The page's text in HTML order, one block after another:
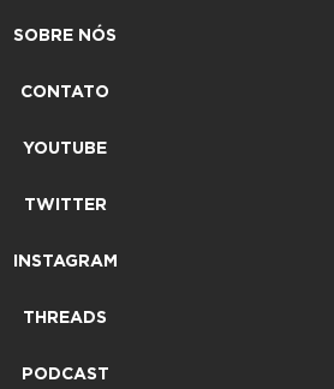
SOBRE NÓS
CONTATO
YOUTUBE
TWITTER
INSTAGRAM
THREADS
PODCAST